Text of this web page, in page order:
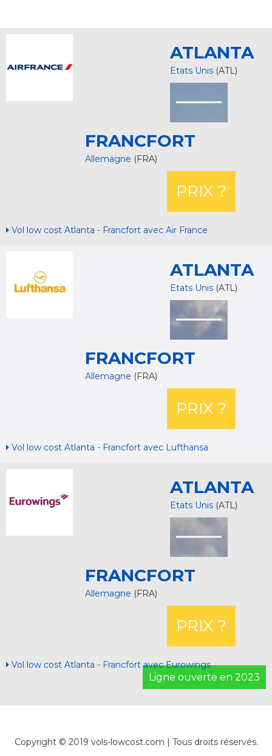
ATLANTA
Etats Unis (ATL)
FRANCFORT
Allemagne (FRA)
PRIX ?
Vol low cost Atlanta - Francfort avec Air France
ATLANTA
Etats Unis (ATL)
FRANCFORT
Allemagne (FRA)
PRIX ?
Vol low cost Atlanta - Francfort avec Lufthansa
ATLANTA
Etats Unis (ATL)
FRANCFORT
Allemagne (FRA)
PRIX ?
Vol low cost Atlanta - Francfort avec Eurowings
Ligne ouverte en 2023
Copyright © 2019 vols-lowcost.com | Tous droits réservés.